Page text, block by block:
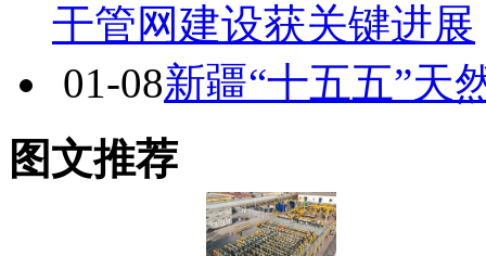
干管网建设获关键进展
01-08新疆“十五五”天
图文推荐